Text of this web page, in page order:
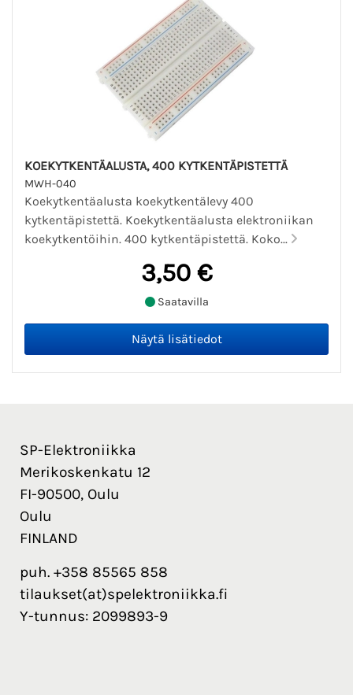
KOEKYTKENTÄALUSTA, 400 KYTKENTÄPISTETTÄ
MWH-040
Koekytkentäalusta koekytkentälevy 400
kytkentäpistettä. Koekytkentäalusta elektroniikan
koekytkentöihin. 400 kytkentäpistettä. Koko...
3,50 €
Saatavilla
SP-Elektroniikka
Merikoskenkatu 12
FI-90500, Oulu
Oulu
FINLAND
puh. +358 85565 858
tilaukset(at)spelektroniikka.fi
Y-tunnus: 2099893-9